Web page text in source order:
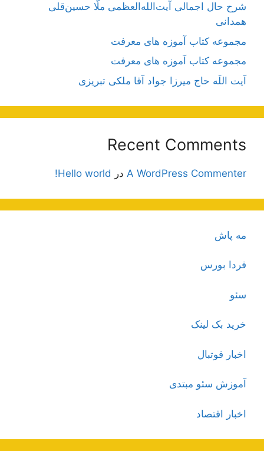
شرح حال اجمالی آیت‌الله‌العظمی ملّا حسین‌قلی
همدانی
مجموعه کتاب آموزه های معرفت
مجموعه کتاب آموزه های معرفت
آیت اللَه حاج میرزا جواد آقا ملکی تبریزی
Recent Comments
A WordPress Commenter در Hello world!
مه پاش
فردا بورس
سئو
خرید بک لینک
اخبار فوتبال
آموزش سئو مبتدی
اخبار اقتصاد